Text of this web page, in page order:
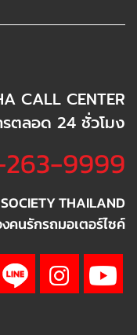
CALL CENTER
ตลอด 24 ชั่วโมง
9999
THAILAND
คนรักรถมอเตอร์ไซค์